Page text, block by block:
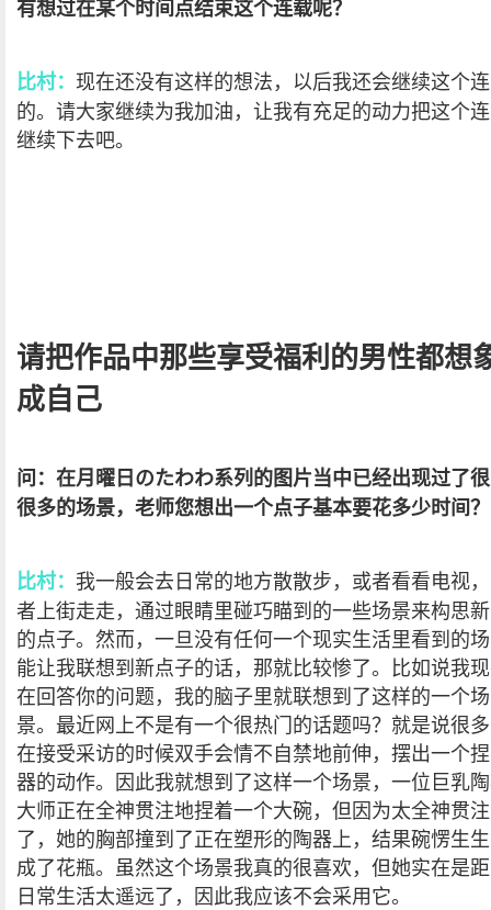
有想过在某个时间点结束这个连载呢？
比村： 现在还没有这样的想法，以后我还会继续这个
的。请大家继续为我加油，让我有充足的动力把这个
继续下去吧。
请把作品中那些享受福利的男性都想
成自己
问：在月曜日のたわわ系列的图片当中已经出现过了
很多的场景，老师您想出一个点子基本要花多少时间？
比村： 我一般会去日常的地方散散步，或者看看电视
者上街走走，通过眼睛里碰巧瞄到的一些场景来构思
的点子。然而，一旦没有任何一个现实生活里看到的
能让我联想到新点子的话，那就比较惨了。比如说我
在回答你的问题，我的脑子里就联想到了这样的一个场
景。最近网上不是有一个很热门的话题吗？就是说很
在接受采访的时候双手会情不自禁地前伸，摆出一个
器的动作。因此我就想到了这样一个场景，一位巨乳
大师正在全神贯注地捏着一个大碗，但因为太全神贯注
了，她的胸部撞到了正在塑形的陶器上，结果碗愣生
成了花瓶。虽然这个场景我真的很喜欢，但她实在是
日常生活太遥远了，因此我应该不会采用它。